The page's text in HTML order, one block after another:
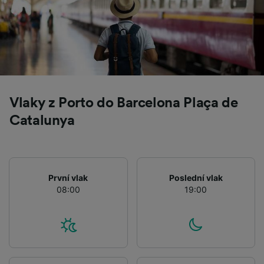
Vlaky z Porto do Barcelona Plaça de
Catalunya
První vlak
08:00
Poslední vlak
19:00